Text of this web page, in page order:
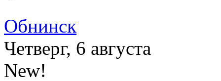
Обнинск
Четверг, 6 августа
New!